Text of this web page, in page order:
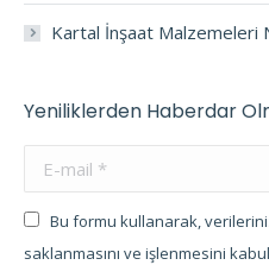
Kartal İnşaat Malzemeleri
Yeniliklerden Haberdar
E-mail *
Bu formu kullanarak,
saklanmasını ve işlenmesini